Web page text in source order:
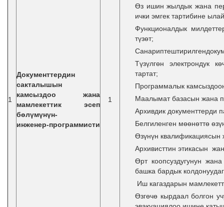
1
Документтердин
сакталышын
камсыздоо жана
мамлекеттик эсеп
бөлүмүнүн-
инженер‑программисти
1
Өз ишин жылдык жана
ички эмгек тартибине
Функционалдык
түзөт;
Түзүлгөн электрондук
тартат;
Программалык
Маалымат базасын жана
Архивдик документтерди
Белгиленген мөөнөттө
Өзүнүн квалификациясын
Архивисттин этикасын
Өрт коопсуздугунун
башка бардык
Иш кагаздарын
Өзгөчө кырдаал болгон